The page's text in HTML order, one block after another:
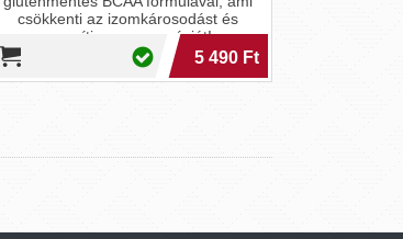
csökkenti az izomkárosodást és
gyorsítja a regenerációt!
5 490 Ft